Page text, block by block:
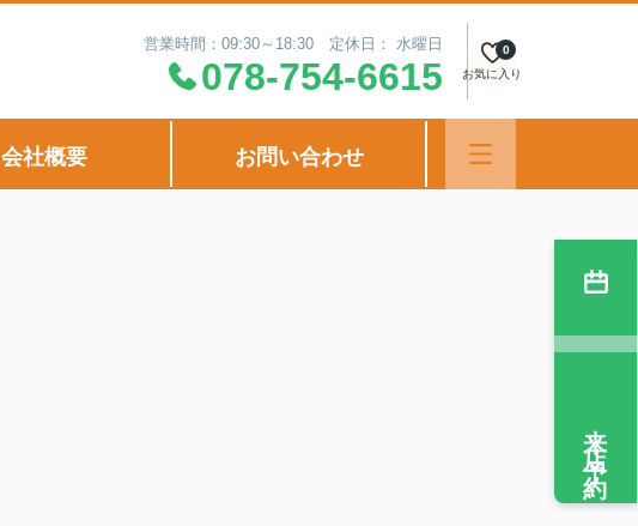
営業時間：09:30～18:30 定休日： 水曜日
078-754-6615 お気に入り
0
会社概要 お問い合わせ
来店予約